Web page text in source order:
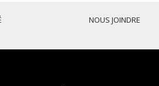
NOUS JOINDRE